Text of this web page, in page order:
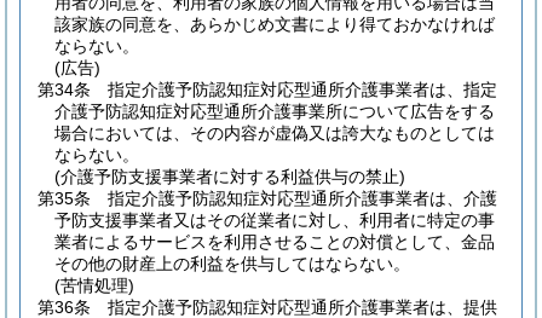
該家族の同意を、あらかじめ文書により得ておかなければ
ならない。
(広告)
第34条
指定介護予防認知症対応型通所介護事業者は、指定
介護予防認知症対応型通所介護事業所について広告をする
場合においては、その内容が虚偽又は誇大なものとしては
ならない。
(介護予防支援事業者に対する利益供与の禁止)
第35条
指定介護予防認知症対応型通所介護事業者は、介護
予防支援事業者又はその従業者に対し、利用者に特定の事
業者によるサービスを利用させることの対償として、金品
その他の財産上の利益を供与してはならない。
(苦情処理)
第36条
指定介護予防認知症対応型通所介護事業者は、提供